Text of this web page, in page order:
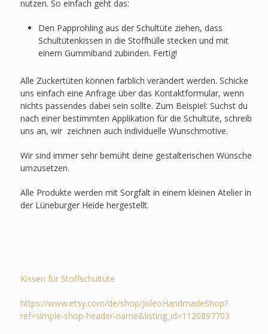
nutzen. So einfach geht das:
Den Papprohling aus der Schultüte ziehen, dass
Schultütenkissen in die Stoffhülle stecken und mit
einem Gummiband zubinden. Fertig!
Alle Zuckertüten können farblich verändert werden. Schicke
uns einfach eine Anfrage über das Kontaktformular, wenn
nichts passendes dabei sein sollte. Zum Beispiel: Suchst du
nach einer bestimmten Applikation für die Schultüte, schreib
uns an, wir zeichnen auch individuelle Wunschmotive.
Wir sind immer sehr bemüht deine gestalterischen Wünsche
umzusetzen.
Alle Produkte werden mit Sorgfalt in einem kleinen Atelier in
der Lüneburger Heide hergestellt.
Kissen für Stoffschultüte
https://www.etsy.com/de/shop/JoleoHandmadeShop?
ref=simple-shop-header-name&listing_id=1120897703